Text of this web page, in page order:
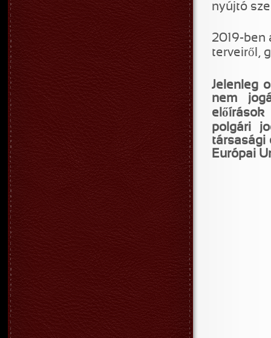
nyújtó
2019-ben
terveiről,
Jelenleg
nem
polgári
társasági
Európai